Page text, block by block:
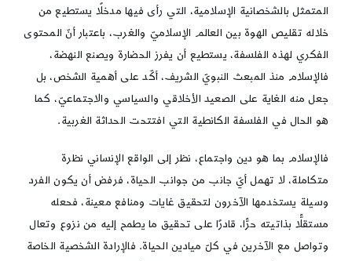
المتمثل بالشخصانية الإسلامية، التي رأى فيها مدخلًا يستطيع من
خلاله تقليص الهوة بين العالم الإسلاميّ والغرب، باعتبار أنّ المحتوى
الفكري لهذه الفلسفة، يستطيع أن يفرز الحضارة ويصنع النهضة،
فالإسلام منذ المبعث النبويّ الشريف، أكّد على أهمية الشخص، بل
جعل منه الغاية على الصعيد الأخلاقي والسياسي والاجتماعيّ، كما
هو الحال في الفلسفة الكانطية التي افتتحت الحداثة الغربية.
فالإسلام بما هو دين واجتماع، نظر إلى الواقع الإنساني نظرة
متكاملة، لا تهمل أيّ جانب من جوانب الحياة، فرفض أن يكون الفرد
وسيلة يستخدمها الآخرون لتحقيق غايات ومنافع معينة، فحعله
مستقلًّا بذاتيته حرًّا، قادرًا على تحقيق ما يطمح إليه من نزوع وتعال
وتواصل مع الآخرين في كلّ ميادين الحياة. فالإرادة الشخصية الخاصة